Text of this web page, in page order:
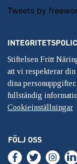
Tweets by
Stiftelsen Fritt
att vi respekterar
dina
fullständig
Cookieinställningar
FÖLJ OSS